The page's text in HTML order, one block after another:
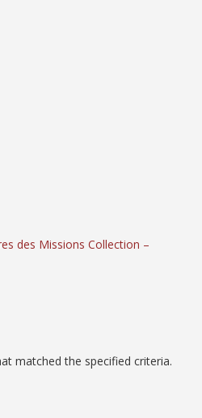
des Missions Collection –
matched the specified criteria.